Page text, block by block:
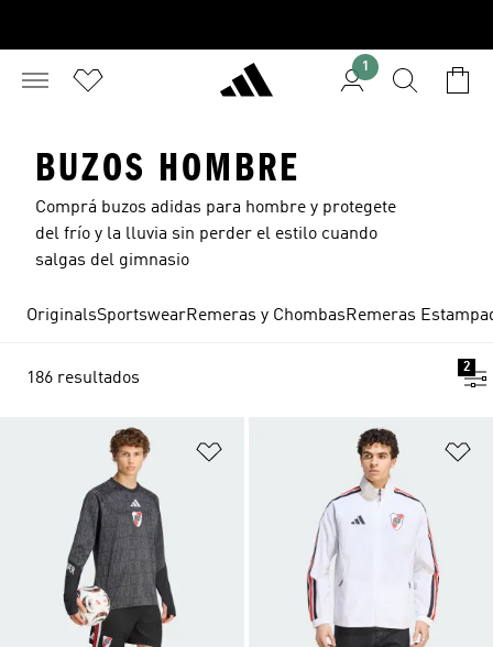
1
BUZOS HOMBRE
Comprá buzos adidas para hombre y protegete
del frío y la lluvia sin perder el estilo cuando
salgas del gimnasio
OriginalsSportswearRemeras y ChombasRemeras
186 resultados
2
Añadir a la lista de deseos